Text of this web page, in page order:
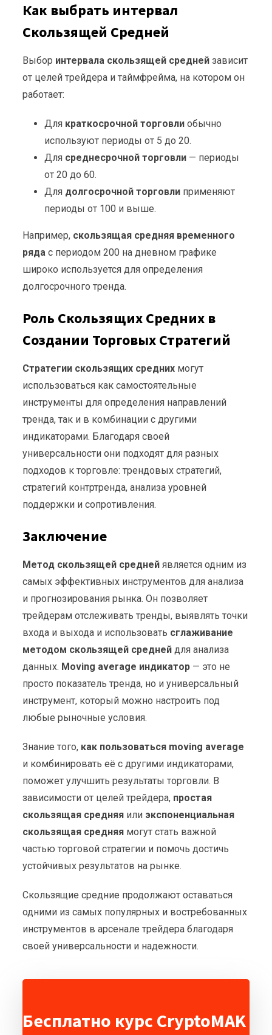
Как выбрать интервал
Скользящей Средней
Выбор интервала скользящей средней зависит
от целей трейдера и таймфрейма, на котором он
работает:
Для краткосрочной торговли обычно
используют периоды от 5 до 20.
Для среднесрочной торговли — периоды
от 20 до 60.
Для долгосрочной торговли применяют
периоды от 100 и выше.
Например, скользящая средняя временного
ряда с периодом 200 на дневном графике
широко используется для определения
долгосрочного тренда.
Роль Скользящих Средних в
Создании Торговых Стратегий
Стратегии скользящих средних могут
использоваться как самостоятельные
инструменты для определения направлений
тренда, так и в комбинации с другими
индикаторами. Благодаря своей
универсальности они подходят для разных
подходов к торговле: трендовых стратегий,
стратегий контртренда, анализа уровней
поддержки и сопротивления.
Заключение
Метод скользящей средней является одним из
самых эффективных инструментов для анализа
и прогнозирования рынка. Он позволяет
трейдерам отслеживать тренды, выявлять точки
входа и выхода и использовать сглаживание
методом скользящей средней для анализа
данных. Moving average индикатор — это не
просто показатель тренда, но и универсальный
инструмент, который можно настроить под
любые рыночные условия.
Знание того, как пользоваться moving average
и комбинировать её с другими индикаторами,
поможет улучшить результаты торговли. В
зависимости от целей трейдера, простая
скользящая средняя или экспоненциальная
скользящая средняя могут стать важной
частью торговой стратегии и помочь достичь
устойчивых результатов на рынке.
Скользящие средние продолжают оставаться
одними из самых популярных и востребованных
инструментов в арсенале трейдера благодаря
своей универсальности и надежности.
Бесплатно курс CryptoMAK